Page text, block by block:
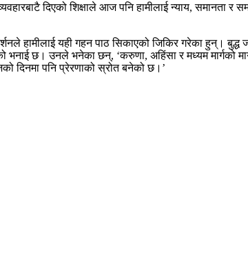
दिएको शिक्षाले आज पनि हामीलाई न्याय, समानता र
हामीलाई यही गहन पाठ सिकाएको जिकिर गरेका हुन्।
भनाई छ। उनले भनेका छन्, ‘करुणा, अहिंसा र मध्यम मार्गको
दिनमा पनि प्रेरणाको स्रोत बनेको छ।’